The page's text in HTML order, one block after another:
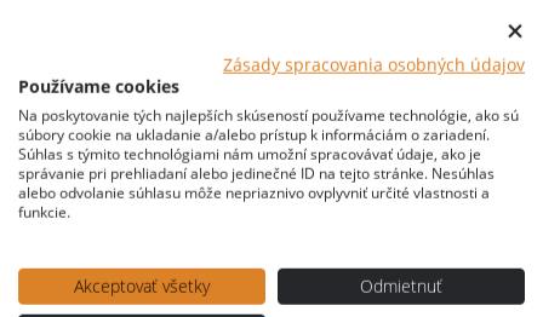
Zásady spracovania osobných údajov
Používame cookies
Na poskytovanie tých najlepších skúseností používame technológie, ako sú
súbory cookie na ukladanie a/alebo prístup k informáciám o zariadení.
Súhlas s týmito technológiami nám umožní spracovávať údaje, ako je
správanie pri prehliadaní alebo jedinečné ID na tejto stránke. Nesúhlas
alebo odvolanie súhlasu môže nepriaznivo ovplyvniť určité vlastnosti a
funkcie.
Akceptovať všetky
Odmietnuť